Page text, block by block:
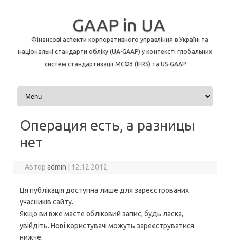
GAAP in UA
Фінансові аспекти корпоративного управління в Україні та
національні стандарти обліку (UA-GAAP) у контексті глобальних
систем стандартизації МСФЗ (IFRS) та US-GAAP
Перейти до контенту
Операция есть, а разницы
нет
Авторadmin 12.12.2012
Ця публікація доступна лише для зареєстрованих
учасників сайту.
Якщо ви вже маєте обліковий запис, будь ласка,
увійдіть. Нові користувачі можуть зареєструватися
нижче.